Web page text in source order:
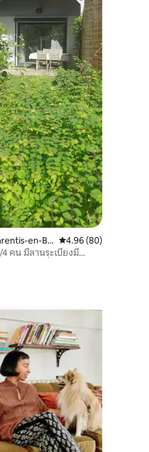
en-Bo คะแนนเฉลี่ย 4.96 จาก
4.96 (80)
คน มีลานระเบียงมี
นบริเวณที่เงียบสงบ